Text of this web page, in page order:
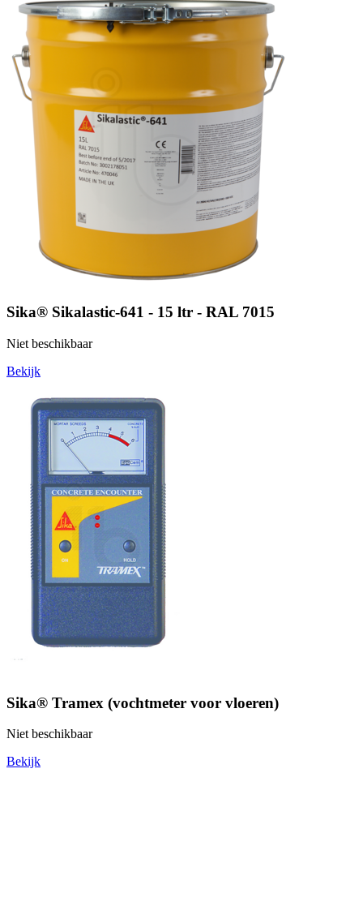
Sika® Sikalastic-641 - 15 ltr - RAL 7015
Niet beschikbaar
Bekijk
Sika® Tramex (vochtmeter voor vloeren)
Niet beschikbaar
Bekijk